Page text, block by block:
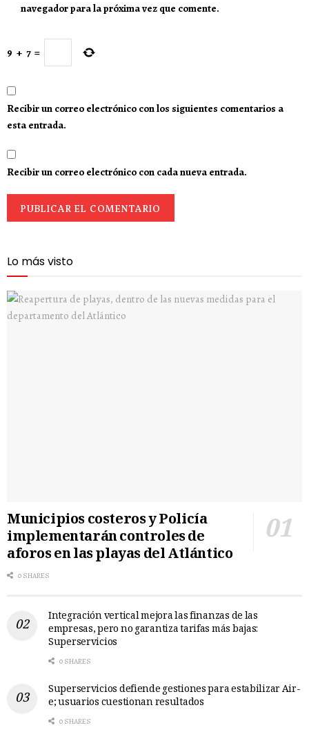
navegador para la próxima vez que comente.
9 + 7 =
Recibir un correo electrónico con los siguientes comentarios a
esta entrada.
Recibir un correo electrónico con cada nueva entrada.
Lo más visto
Municipios costeros y Policía
implementarán controles de
aforos en las playas del Atlántico
0 SHARES
Integración vertical mejora las finanzas de las
empresas, pero no garantiza tarifas más bajas:
Superservicios
0 SHARES
Superservicios defiende gestiones para estabilizar Air-
e; usuarios cuestionan resultados
0 SHARES